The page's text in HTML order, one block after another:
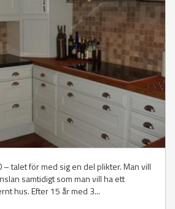
– talet för med sig en del plikter. Man vill
samtidigt som man vill ha ett
hus. Efter 15 år med 3...